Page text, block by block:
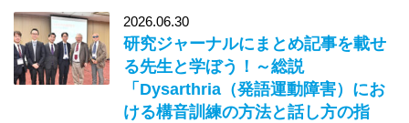
2026.06.30
研究ジャーナルにまとめ記事を載せ
る先生と学ぼう！～総説
「Dysarthria（発語運動障害）にお
ける構音訓練の方法と話し方の指